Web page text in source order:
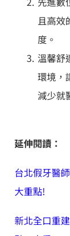
且高效
度。
溫馨舒
環境，
減少就
延伸閱讀：
台北假牙醫
大重點!
新北全口重